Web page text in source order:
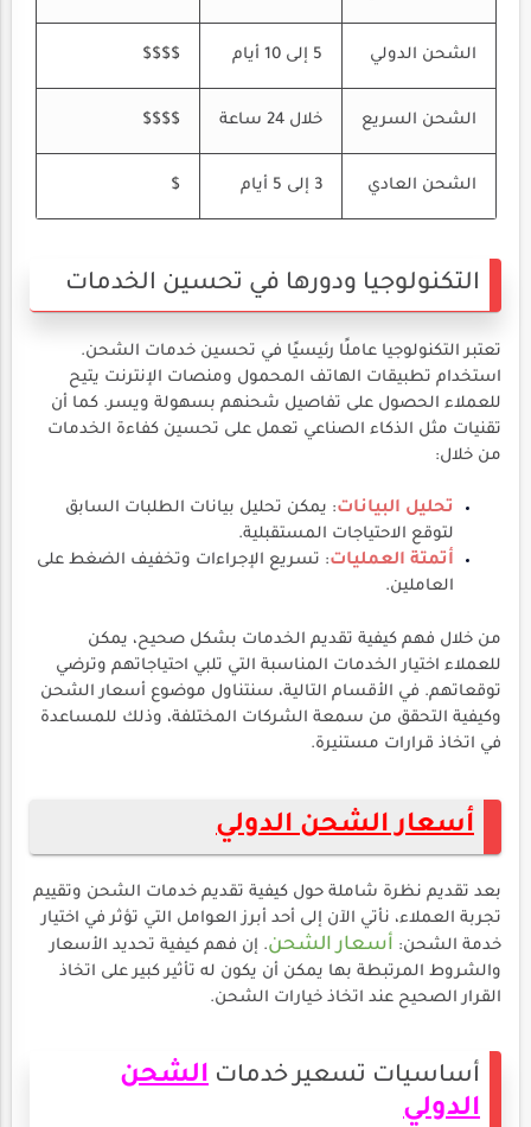
الشحن الدولي 5 إلى 10 أيام $$$$
الشحن السريع خلال 24 ساعة $$$$
الشحن العادي 3 إلى 5 أيام $
التكنولوجيا ودورها في تحسين الخدمات
تعتبر التكنولوجيا عاملًا رئيسيًا في تحسين خدمات الشحن.
استخدام تطبيقات الهاتف المحمول ومنصات الإنترنت يتيح
للعملاء الحصول على تفاصيل شحنهم بسهولة ويسر. كما أن
تقنيات مثل الذكاء الصناعي تعمل على تحسين كفاءة الخدمات
من خلال:
تحليل البيانات: يمكن تحليل بيانات الطلبات السابق
لتوقع الاحتياجات المستقبلية.
أتمتة العمليات: تسريع الإجراءات وتخفيف الضغط على
العاملين.
من خلال فهم كيفية تقديم الخدمات بشكل صحيح، يمكن
للعملاء اختيار الخدمات المناسبة التي تلبي احتياجاتهم وترضي
توقعاتهم. في الأقسام التالية، سنتناول موضوع أسعار الشحن
وكيفية التحقق من سمعة الشركات المختلفة، وذلك للمساعدة
في اتخاذ قرارات مستنيرة.
أسعار الشحن الدولي
بعد تقديم نظرة شاملة حول كيفية تقديم خدمات الشحن وتقييم
تجربة العملاء، نأتي الآن إلى أحد أبرز العوامل التي تؤثر في اختيار
خدمة الشحن: أسعار الشحن. إن فهم كيفية تحديد الأسعار
والشروط المرتبطة بها يمكن أن يكون له تأثير كبير على اتخاذ
القرار الصحيح عند اتخاذ خيارات الشحن.
أساسيات تسعير خدمات الشحن
الدولي